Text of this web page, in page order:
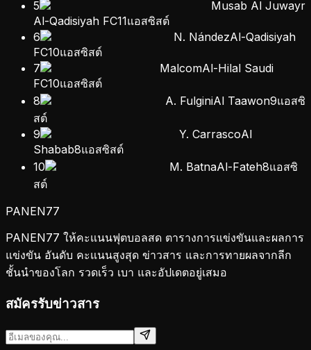
5
Musab Al Juwayr
Al-Qadisiyah FC11แอสซิสต์
6
N. NándezAl-Qadisiyah
FC10แอสซิสต์
7
MalcomAl-Hilal Saudi
FC10แอสซิสต์
8
A. FulginiAl Taawon9แอสซิ
สต์
9
Y. CarrascoAl
Shabab8แอสซิสต์
10
M. BatnaAl-Fateh8แอสซิ
สต์
PANEN77
PANEN77 ให้คะแนนฟุตบอลสด ตารางการแข่งขันและผลการ
แข่งขัน อันดับ คะแนนสูงสุด ข่าวสาร และการทายผลจากลีก
ชั้นนำของโลก รวดเร็ว เบา และอัปเดตอยู่เสมอ
สมัครรับข่าวสาร